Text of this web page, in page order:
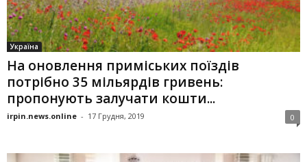
Україна
На оновлення приміських поїздів
потрібно 35 мільярдів гривень:
пропонують залучати кошти...
irpin.news.online - 17 Грудня, 2019 0